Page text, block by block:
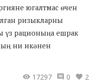
югалтмас өчен
ризыкларны
үз рационыңа ешрак
ни икәнен
17297
0 2